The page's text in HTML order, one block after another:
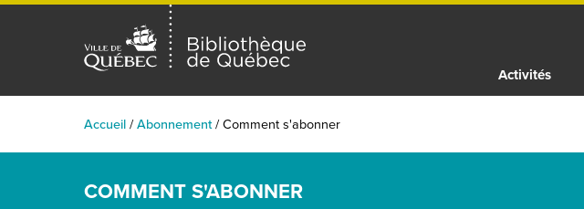
Activités
Accueil/Abonnement/Comment s'abonner
COMMENT S'ABONNER